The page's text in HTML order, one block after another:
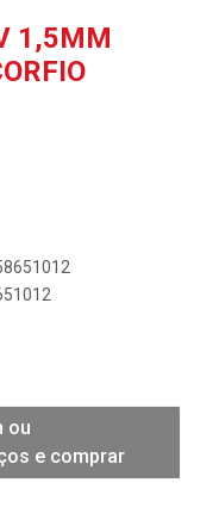
1,5MM
ou
e comprar